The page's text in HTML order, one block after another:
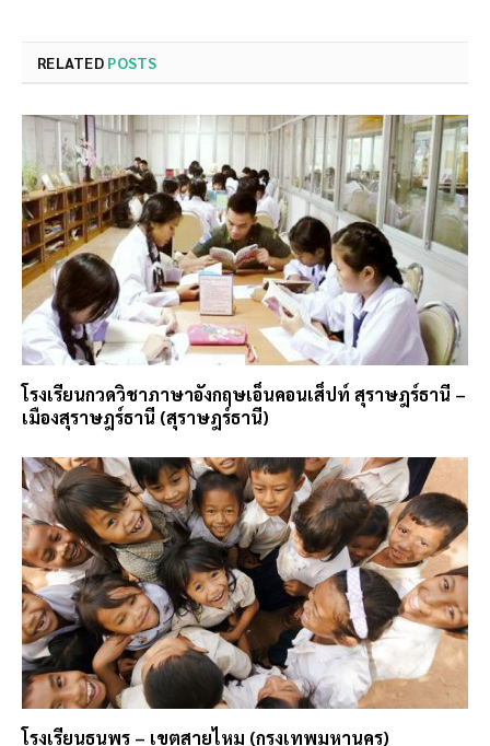
RELATED POSTS
โรงเรียนกวดวิชาภาษาอังกฤษเอ็นคอนเส็ปท์ สุราษฎร์ธานี –
เมืองสุราษฎร์ธานี (สุราษฎร์ธานี)
โรงเรียนธนพร – เขตสายไหม (กรุงเทพมหานคร)